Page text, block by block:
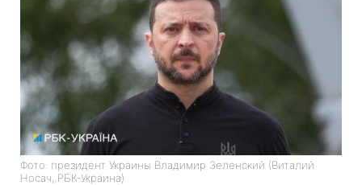
Фото: президент Украины Владимир Зеленский (Виталий
Носач, РБК-Украина)